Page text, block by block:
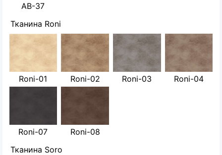
AB-37
Тканина Roni
Roni-01 Roni-02 Roni-03 Roni-04
Roni-07
Roni-08
Тканина Soro